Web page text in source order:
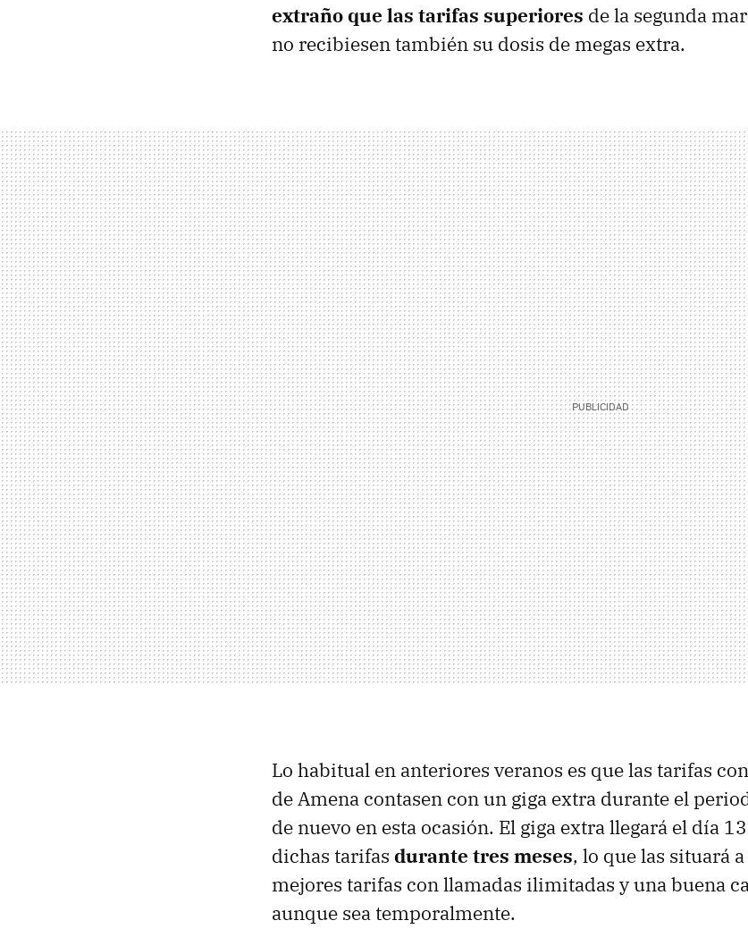
extraño que las tarifas superiores de la segunda
no recibiesen también su dosis de megas extra.
Lo habitual en anteriores veranos es que las tarifas
de Amena contasen con un giga extra durante el
de nuevo en esta ocasión. El giga extra llegará el día
dichas tarifas durante tres meses, lo que las situará
mejores tarifas con llamadas ilimitadas y una buena
aunque sea temporalmente.